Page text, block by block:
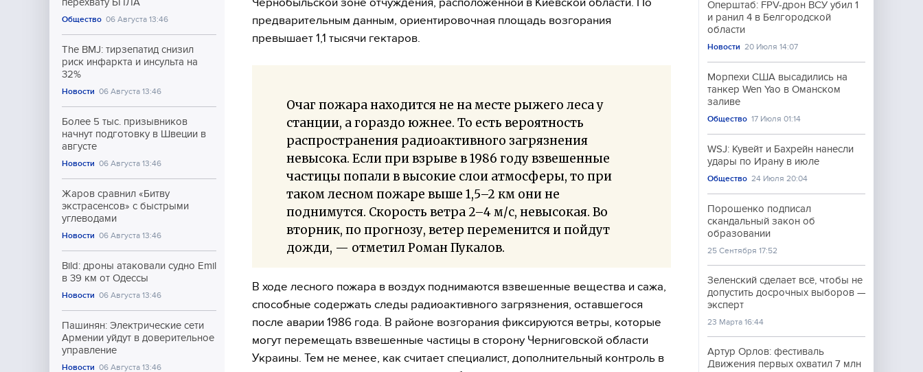
Общество 06 Августа 13:46
The BMJ: тирзепатид снизил
риск инфаркта и инсульта на
32%
Новости 06 Августа 13:46
Более 5 тыс. призывников
начнут подготовку в Швеции в
августе
Новости 06 Августа 13:46
Жаров сравнил «Битву
экстрасенсов» с быстрыми
углеводами
Новости 06 Августа 13:46
Bild: дроны атаковали судно Emil
в 39 км от Одессы
Новости 06 Августа 13:46
Пашинян: Электрические сети
Армении уйдут в доверительное
управление
Новости 06 Августа 13:46
предварительным данным, ориентировочная площадь возгорания
превышает 1,1 тысячи гектаров.
Очаг пожара находится не на месте рыжего леса у
станции, а гораздо южнее. То есть вероятность
распространения радиоактивного загрязнения
невысока. Если при взрыве в 1986 году взвешенные
частицы попали в высокие слои атмосферы, то при
таком лесном пожаре выше 1,5–2 км они не
поднимутся. Скорость ветра 2–4 м/с, невысокая. Во
вторник, по прогнозу, ветер переменится и пойдут
дожди, — отметил Роман Пукалов.
В ходе лесного пожара в воздух поднимаются взвешенные вещества и сажа,
способные содержать следы радиоактивного загрязнения, оставшегося
после аварии 1986 года. В районе возгорания фиксируются ветры, которые
могут перемещать взвешенные частицы в сторону Черниговской области
Украины. Тем не менее, как считает специалист, дополнительный контроль в
Оперштаб: FPV-дрон ВСУ убил 1
и ранил 4 в Белгородской
области
Новости 20 Июля 14:07
Морпехи США высадились на
танкер Wen Yao в Оманском
заливе
Общество 17 Июля 01:14
WSJ: Кувейт и Бахрейн нанесли
удары по Ирану в июле
Общество 24 Июля 20:04
Порошенко подписал
скандальный закон об
образовании
25 Сентября 17:52
Зеленский сделает всё, чтобы не
допустить досрочных выборов —
эксперт
23 Марта 16:44
Артур Орлов: фестиваль
Движения первых охватил 7 млн